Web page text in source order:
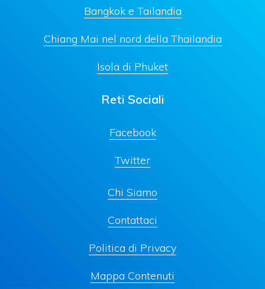
Bangkok e Tailandia
Chiang Mai nel nord della Thailandia
Isola di Phuket
Reti Sociali
Facebook
Twitter
Chi Siamo
Contattaci
Politica di Privacy
Mappa Contenuti